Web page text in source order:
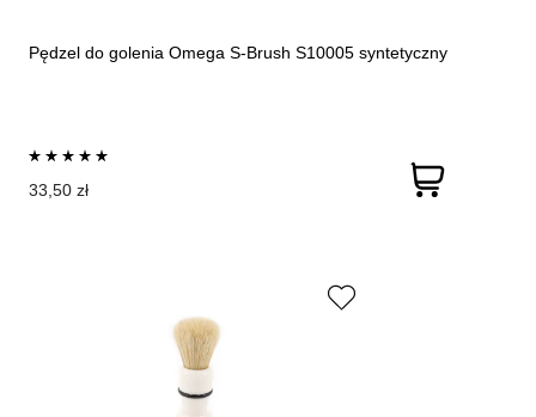
Pędzel do golenia Omega S-Brush S10005 syntetyczny
33,50 zł